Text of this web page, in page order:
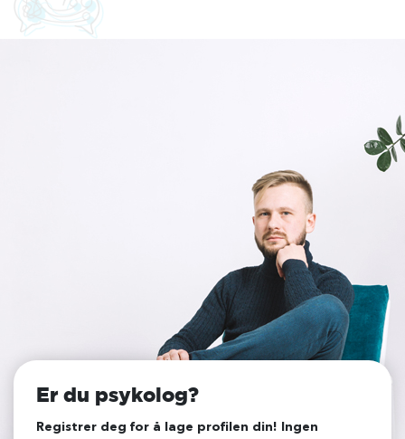
Er du psykolog?
Registrer deg for å lage profilen din! Ingen